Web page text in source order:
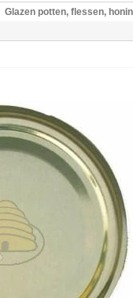
Glazen potten, flessen,